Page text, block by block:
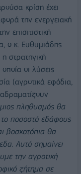
κρίση έχει
την ενεργειακή
επισιτιστική
ο κ. Ευθυμιάδης
στρατηγική
οι λύσεις
(αγροτικά εφόδια,
πληθυσμός θα
ποσοστό εδάφους
βοσκοτόπια θα
Αυτό σημαίνει
την αγροτική
ζήτημα σε